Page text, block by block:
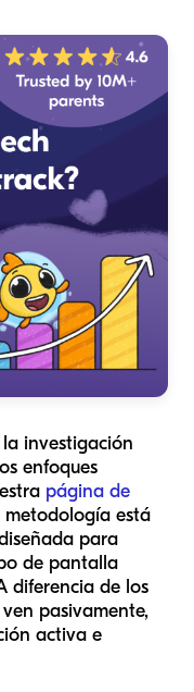
investigación
enfoques
página de
metodología está
para
de pantalla
diferencia de los
pasivamente,
activa e